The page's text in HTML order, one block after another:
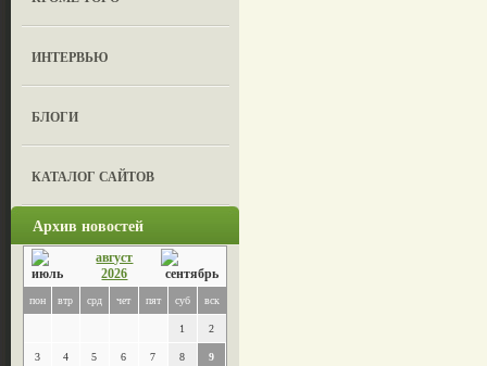
ИНТЕРВЬЮ
БЛОГИ
КАТАЛОГ САЙТОВ
Архив новостей
август
2026
пон втр срд чет пят суб вск
1 2
3 4 5 6 7 8 9